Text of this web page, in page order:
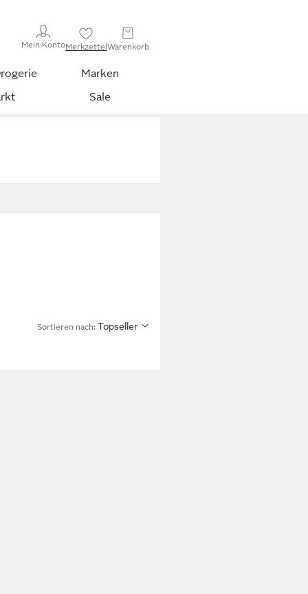
Mein KontoMerkzettelWarenkorb
Marken
Sale
Sortieren nach: Topseller